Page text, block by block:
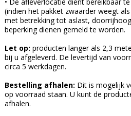
(indien het pakket zwaarder weegt
met betrekking tot aslast,
beperking dienen gemeld te worden.
Let op: producten langer als 2,3
bij u afgeleverd. De levertijd van
circa 5 werkdagen.
Bestelling afhalen: Dit is mogelijk
op voorraad staan. U kunt de
afhalen.